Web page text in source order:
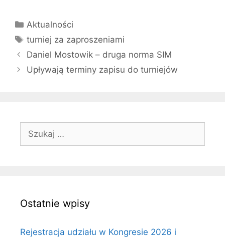
Kategorie
Aktualności
Tagi
turniej za zaproszeniami
Daniel Mostowik – druga norma SIM
Upływają terminy zapisu do turniejów
Szukaj:
Ostatnie wpisy
Rejestracja udziału w Kongresie 2026 i